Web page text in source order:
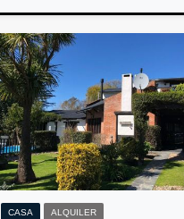
CASA ALQUILER